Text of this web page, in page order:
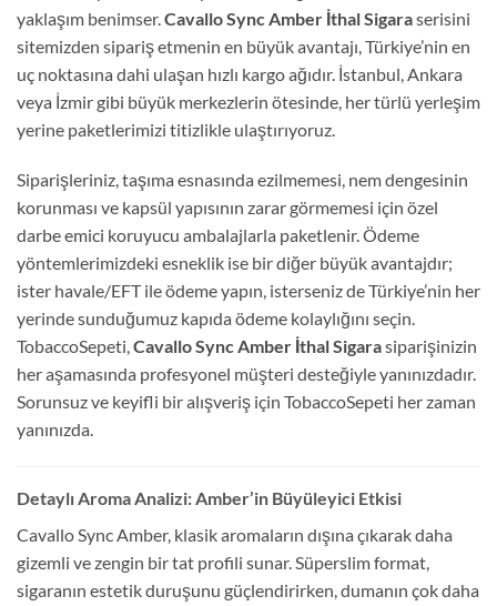
yaklaşım benimser. Cavallo Sync Amber İthal Sigaraserisini
sitemizden sipariş etmenin en büyük avantajı, Türkiye’nin en
uç noktasına dahi ulaşan hızlı kargo ağıdır. İstanbul, Ankara
veya İzmir gibi büyük merkezlerin ötesinde, her türlü yerleşim
yerine paketlerimizi titizlikle ulaştırıyoruz.
Siparişleriniz, taşıma esnasında ezilmemesi, nem dengesinin
korunması ve kapsül yapısının zarar görmemesi için özel
darbe emici koruyucu ambalajlarla paketlenir. Ödeme
yöntemlerimizdeki esneklik ise bir diğer büyük avantajdır;
ister havale/EFT ile ödeme yapın, isterseniz de Türkiye’nin her
yerinde sunduğumuz kapıda ödeme kolaylığını seçin.
TobaccoSepeti,Cavallo Sync Amber İthal Sigarasiparişinizin
her aşamasında profesyonel müşteri desteğiyle yanınızdadır.
Sorunsuz ve keyifli bir alışveriş için TobaccoSepeti her zaman
yanınızda.
Detaylı Aroma Analizi: Amber’in Büyüleyici Etkisi
Cavallo Sync Amber, klasik aromaların dışına çıkarak daha
gizemli ve zengin bir tat profili sunar. Süperslim format,
sigaranın estetik duruşunu güçlendirirken, dumanın çok daha